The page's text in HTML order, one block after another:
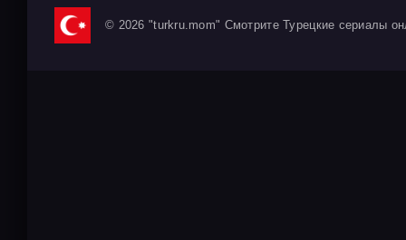
© 2026 "turkru.mom" Смотрите Турецкие сериалы